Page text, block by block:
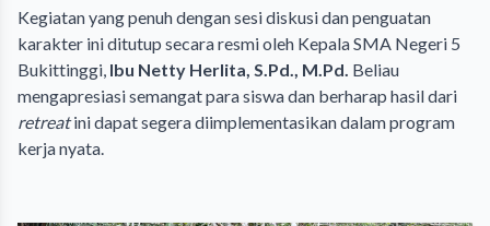
Kegiatan yang penuh dengan sesi diskusi dan penguatan
karakter ini ditutup secara resmi oleh Kepala SMA Negeri 5
Bukittinggi, Ibu Netty Herlita, S.Pd., M.Pd. Beliau
mengapresiasi semangat para siswa dan berharap hasil dari
retreatini dapat segera diimplementasikan dalam program
kerja nyata.